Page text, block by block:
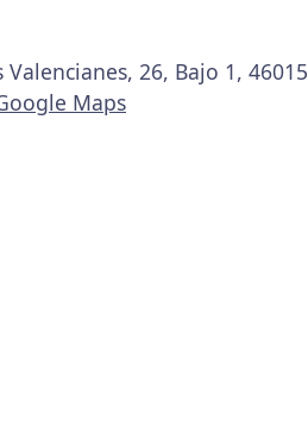
26, Bajo 1, 46015
Maps